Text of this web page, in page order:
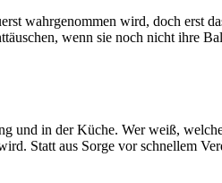
wahrgenommen wird, doch
wenn sie noch nicht ihre
und in der Küche. Wer weiß,
Statt aus Sorge vor schnellem